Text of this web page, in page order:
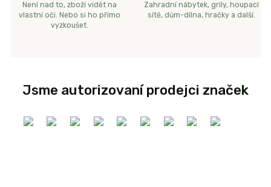
Není nad to, zboží vidět na
vlastní oči. Nebo si ho přímo
vyzkoušet.
Zahradní nábytek, grily, houpací
sítě, dům-dílna, hračky a další.
Jsme autorizovaní prodejci značek